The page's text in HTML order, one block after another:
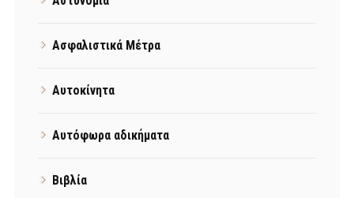
Ασφαλιστικά Μέτρα
Αυτοκίνητα
Αυτόφωρα αδικήματα
Βιβλία